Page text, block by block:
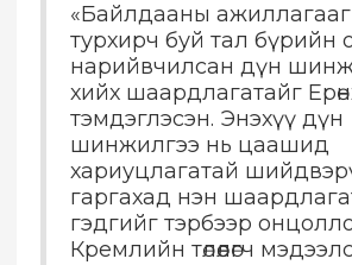
«Байлдааны ажиллагааг
турхирч буй тал бүрийн
нарийвчилсан дүн
хийх шаардлагатайг
тэмдэглэсэн. Энэхүү дүн
шинжилгээ нь цаашид
хариуцлагатай
гаргахад нэн
гэдгийг тэрбээр
Кремлийн төлөөлөгч